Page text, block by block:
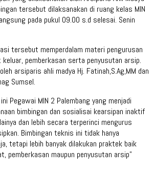
tersebut dilaksanakan di ruang kelas MIN
pada pukul 09.00 s.d selesai. Senin
tersebut memperdalam materi pengurusan
pemberkasan serta penyusutan arsip.
arsiparis ahli madya Hj. Fatinah,S.Ag,MM dan
Sumsel.
Pegawai MIN 2 Palembang yang menjadi
bimbingan dan sosialisai kearsipan inaktif
dan lebih secara terperinci mengurus
Bimbingan teknis ini tidak hanya
tetapi lebih banyak dilakukan praktek baik
pemberkasan maupun penyusutan arsip”